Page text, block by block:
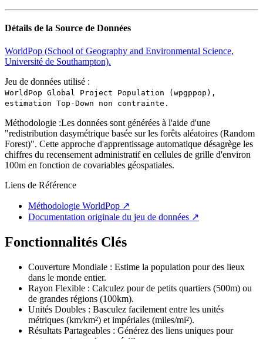
Détails de la Source de Données
WorldPop (School of Geography and Environmental Science,
Université de Southampton).
Jeu de données utilisé :
WorldPop Global Project Population (wpgppop),
estimation Top-Down non contrainte.
Méthodologie :Les données sont générées à l'aide d'une
"redistribution dasymétrique basée sur les forêts aléatoires (Random
Forest)". Cette approche d'apprentissage automatique désagrège les
chiffres du recensement administratif en cellules de grille d'environ
100m en fonction de covariables géospatiales.
Liens de Référence
Méthodologie WorldPop ↗
Documentation originale du jeu de données ↗
Fonctionnalités Clés
Couverture Mondiale : Estime la population pour des lieux
dans le monde entier.
Rayon Flexible : Calculez pour de petits quartiers (500m) ou
de grandes régions (100km).
Unités Doubles : Basculez facilement entre les unités
métriques (km/km²) et impériales (miles/mi²).
Résultats Partageables : Générez des liens uniques pour